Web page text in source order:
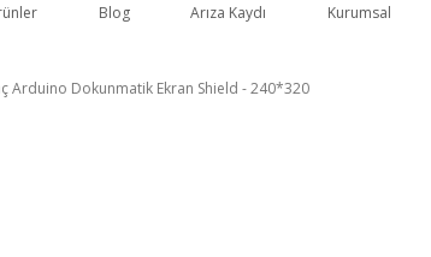
Blog Arıza Kaydı Kurumsal
Arduino Dokunmatik Ekran Shield - 240*320